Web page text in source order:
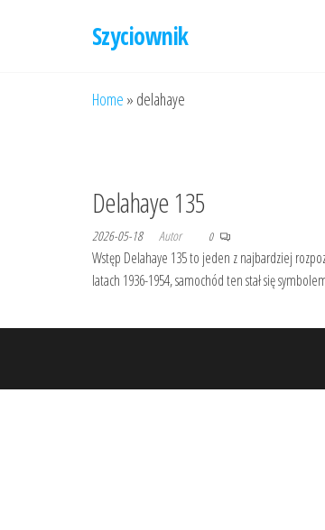
Szyciownik
Home » delahaye
Delahaye 135
2026-05-18 Autor 0
Wstęp Delahaye 135 to jeden z najbardziej
latach 1936-1954, samochód ten stał się